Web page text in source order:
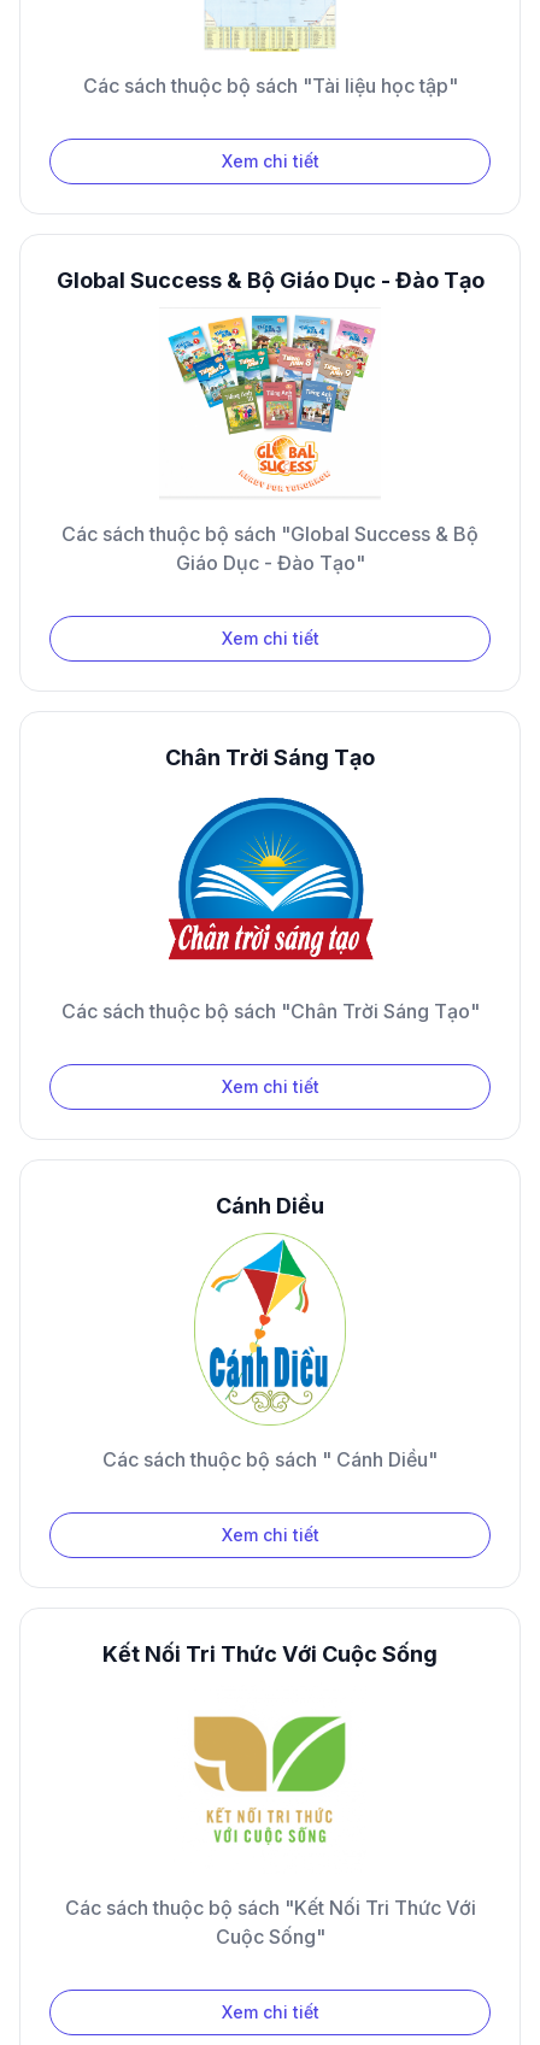
Các sách thuộc bộ sách "Tài liệu học tập"
Xem chi tiết
Global Success & Bộ Giáo Dục - Đào Tạo
Các sách thuộc bộ sách "Global Success & Bộ
Giáo Dục - Đào Tạo"
Xem chi tiết
Chân Trời Sáng Tạo
Các sách thuộc bộ sách "Chân Trời Sáng Tạo"
Xem chi tiết
Cánh Diều
Các sách thuộc bộ sách " Cánh Diều"
Xem chi tiết
Kết Nối Tri Thức Với Cuộc Sống
Các sách thuộc bộ sách "Kết Nối Tri Thức Với
Cuộc Sống"
Xem chi tiết